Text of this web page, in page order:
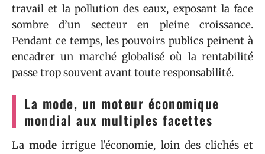
travail et la pollution des eaux, exposant la face
sombre d’un secteur en pleine croissance.
Pendant ce temps, les pouvoirs publics peinent à
encadrer un marché globalisé où la rentabilité
passe trop souvent avant toute responsabilité.
La mode, un moteur économique
mondial aux multiples facettes
Lamode irrigue l’économie, loin des clichés et